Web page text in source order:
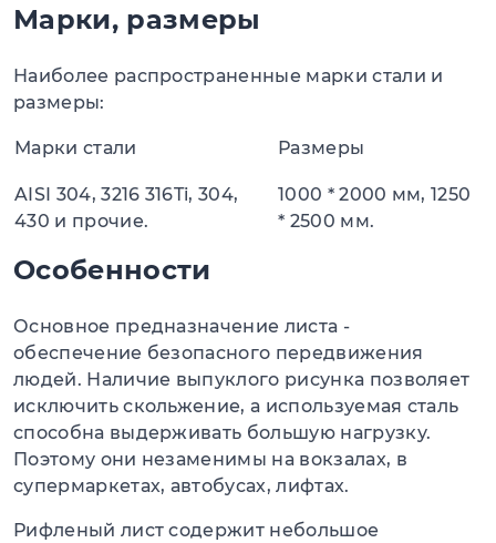
Марки, размеры
Наиболее распространенные марки стали и
размеры:
Марки стали Размеры
AISI 304, 3216 316Ti, 304,
430 и прочие.
1000 * 2000 мм, 1250
* 2500 мм.
Особенности
Основное предназначение листа -
обеспечение безопасного передвижения
людей. Наличие выпуклого рисунка позволяет
исключить скольжение, а используемая сталь
способна выдерживать большую нагрузку.
Поэтому они незаменимы на вокзалах, в
супермаркетах, автобусах, лифтах.
Рифленый лист содержит небольшое